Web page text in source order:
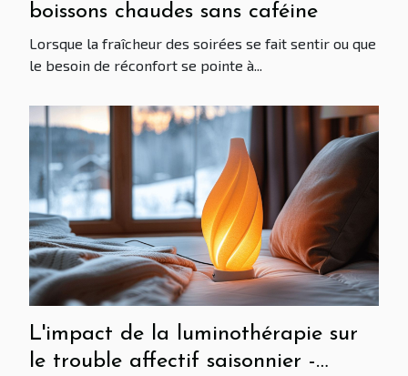
boissons chaudes sans caféine
Lorsque la fraîcheur des soirées se fait sentir ou que
le besoin de réconfort se pointe à...
L'impact de la luminothérapie sur
le trouble affectif saisonnier -